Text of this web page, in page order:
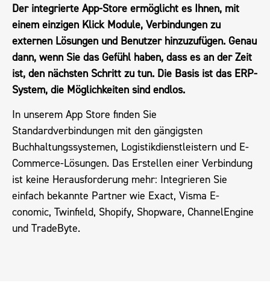
Der integrierte App-Store ermöglicht es Ihnen, mit
einem einzigen Klick Module, Verbindungen zu
externen Lösungen und Benutzer hinzuzufügen. Genau
dann, wenn Sie das Gefühl haben, dass es an der Zeit
ist, den nächsten Schritt zu tun. Die Basis ist das ERP-
System, die Möglichkeiten sind endlos.
In unserem App Store finden Sie
Standardverbindungen mit den gängigsten
Buchhaltungssystemen, Logistikdienstleistern und E-
Commerce-Lösungen. Das Erstellen einer Verbindung
ist keine Herausforderung mehr: Integrieren Sie
einfach bekannte Partner wie Exact, Visma E-
conomic, Twinfield, Shopify, Shopware, ChannelEngine
und TradeByte.